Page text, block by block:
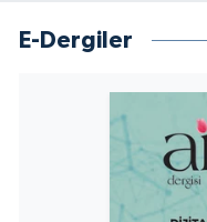
E-Dergiler